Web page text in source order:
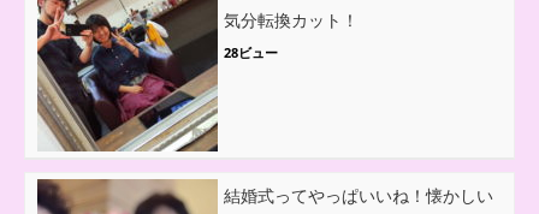
気分転換カット！
28ビュー
結婚式ってやっぱいいね！懐かしい